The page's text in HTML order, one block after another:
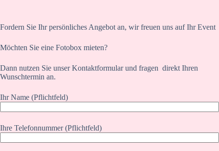
Fordern Sie Ihr persönliches Angebot an, wir freuen uns auf Ihr Event
Möchten Sie eine Fotobox mieten?
Dann nutzen Sie unser Kontaktformular und fragen direkt Ihren
Wunschtermin an.
Ihr Name (Pflichtfeld)
Ihre Telefonnummer (Pflichtfeld)